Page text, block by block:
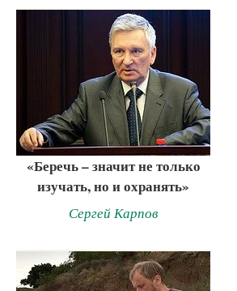
«Беречь – значит не только
изучать, но и охранять»
Сергей Карпов